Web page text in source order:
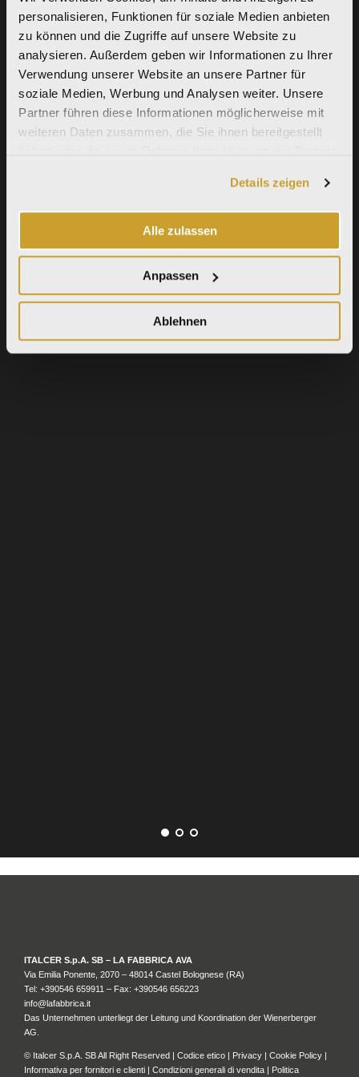
personalisieren, Funktionen für soziale Medien anbieten
zu können und die Zugriffe auf unsere Website zu
analysieren. Außerdem geben wir Informationen zu Ihrer
Verwendung unserer Website an unsere Partner für
soziale Medien, Werbung und Analysen weiter. Unsere
Partner führen diese Informationen möglicherweise mit
weiteren Daten zusammen, die Sie ihnen bereitgestellt
Details zeigen
Alle zulassen
Anpassen
Ablehnen
ITALCER S.p.A. SB – LA FABBRICA AVA
Via Emilia Ponente, 2070 – 48014 Castel Bolognese (RA)
Tel: +390546 659911 – Fax: +390546 656223
info@lafabbrica.it
Das Unternehmen unterliegt der Leitung und Koordination der Wienerberger
AG.
© Italcer S.p.A. SB All Right Reserved | Codice etico | Privacy | Cookie Policy |
Informativa per fornitori e clienti | Condizioni generali di vendita | Politica